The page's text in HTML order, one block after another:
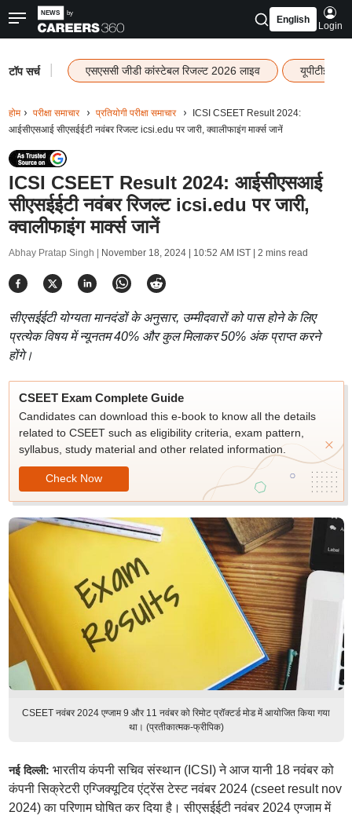
English
Login
टॉप सर्च एसएससी जीडी कांस्टेबल रिजल्ट 2026 लाइव यूपीटीईटी
होम परीक्षा समाचार प्रतियोगी परीक्षा समाचार
ICSI CSEET Result 2024:
आईसीएसआई सीएसईईटी नवंबर रिजल्ट icsi.edu पर जारी, क्वालीफाइंग मार्क्स जानें
ICSI CSEET Result 2024: आईसीएसआई
सीएसईईटी नवंबर रिजल्ट icsi.edu पर जारी,
क्वालीफाइंग मार्क्स जानें
Abhay Pratap Singh | November 18, 2024 | 10:52 AM IST| 2 mins read
सीएसईईटी योग्यता मानदंडों के अनुसार, उम्मीदवारों को पास होने के लिए
प्रत्येक विषय में न्यूनतम 40% और कुल मिलाकर 50% अंक प्राप्त करने
होंगे।
CSEET Exam Complete Guide
Candidates can download this e-book to know all the details
related to CSEET such as eligibility criteria, exam pattern,
syllabus, study material and other related information.
Check Now
CSEET नवंबर 2024 एग्जाम 9 और 11 नवंबर को रिमोट प्रॉक्टर्ड मोड में आयोजित किया गया
था। (प्रतीकात्मक-फ्रीपिक)
नई दिल्ली: भारतीय कंपनी सचिव संस्थान (ICSI) ने आज यानी 18 नवंबर को
कंपनी सिक्रेटरी एग्जिक्यूटिव एंट्रेंस टेस्ट नवंबर 2024 (cseet result nov
2024) का परिणाम घोषित कर दिया है। सीएसईईटी नवंबर 2024 एग्जाम में